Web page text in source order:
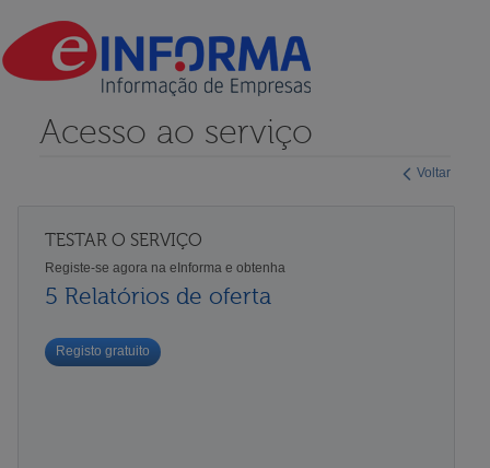
Voltar
Acesso ao serviço
TESTAR O SERVIÇO
Registe-se agora na eInforma e obtenha
5 Relatórios de oferta
Registo gratuito